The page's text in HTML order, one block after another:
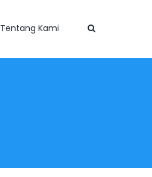
Tentang Kami